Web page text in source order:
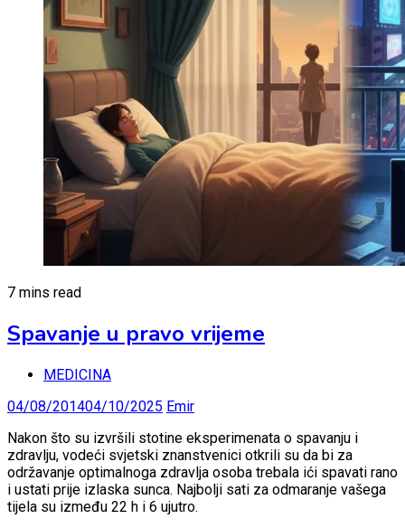
7 mins read
Spavanje u pravo vrijeme
MEDICINA
04/08/201404/10/2025 Emir
Nakon što su izvršili stotine eksperimenata o spavanju i
zdravlju, vodeći svjetski znanstvenici otkrili su da bi za
održavanje optimalnoga zdravlja osoba trebala ići spavati rano
i ustati prije izlaska sunca. Najbolji sati za odmaranje vašega
tijela su između 22 h i 6 ujutro.